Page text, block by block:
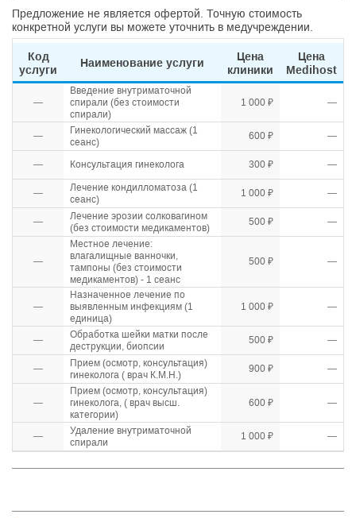
Предложение не является офертой. Точную стоимость
конкретной услуги вы можете уточнить в медучреждении.
Код
услуги
Наименование услуги
Цена
клиники
Цена
Medihost
—
Введение внутриматочной
спирали (без стоимости
спирали)
1 000 ₽ —
—
Гинекологический массаж (1
сеанс)
600 ₽ —
— Консультация гинеколога 300 ₽ —
—
Лечение кондилломатоза (1
сеанс)
1 000 ₽ —
—
Лечение эрозии солковагином
(без стоимости медикаментов)
500 ₽ —
—
Местное лечение:
влагалищные ванночки,
тампоны (без стоимости
медикаментов) - 1 сеанс
500 ₽ —
—
Назначенное лечение по
выявленным инфекциям (1
единица)
1 000 ₽ —
—
Обработка шейки матки после
деструкции, биопсии
500 ₽ —
—
Прием (осмотр, консультация)
гинеколога ( врач К.М.Н.)
900 ₽ —
—
Прием (осмотр, консультация)
гинеколога, ( врач высш.
категории)
600 ₽ —
—
Удаление внутриматочной
спирали
1 000 ₽ —